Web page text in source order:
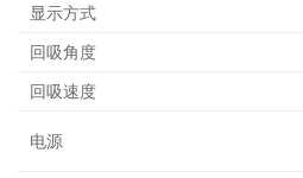
显示方式
回吸角度
回吸速度
电源